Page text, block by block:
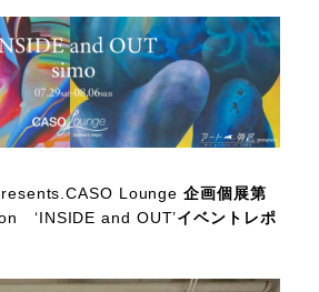
Lounge企画個展第
‘INSIDE and OUT’イベントレポ